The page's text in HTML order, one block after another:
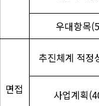
우대항목
면접
추진체계 적정
사업계획